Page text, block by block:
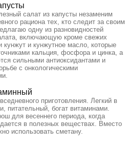
салат из капусты незаменим
рациона тех, кто следит за своим
одну из разновидностей
включающую кроме свежих
и кунжутное масло, которые
кальция, фосфора и цинка, а
сильными антиоксидантами и
с онкологическими
приготовления. Легкий в
питательный, богат витаминами.
для весеннего периода, когда
в полезных веществах. Вместо
использовать сметану.